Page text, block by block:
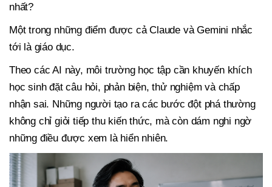
nhất?
Một trong những điểm được cả Claude và Gemini nhắc
tới là giáo dục.
Theo các AI này, môi trường học tập cần khuyến khích
học sinh đặt câu hỏi, phản biện, thử nghiệm và chấp
nhận sai. Những người tạo ra các bước đột phá thường
không chỉ giỏi tiếp thu kiến thức, mà còn dám nghi ngờ
những điều được xem là hiển nhiên.